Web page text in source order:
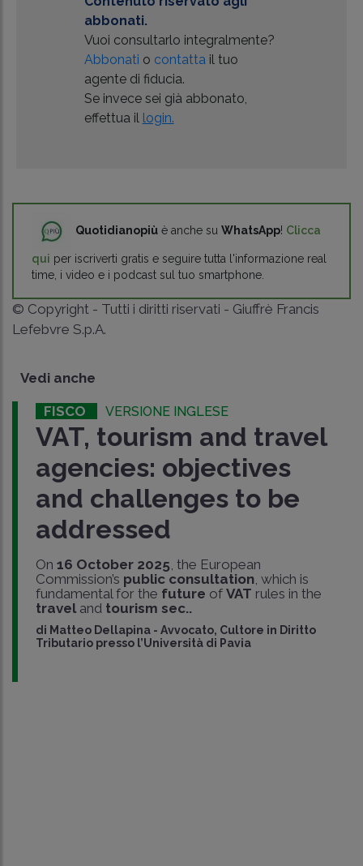
abbonati.
Vuoi consultarlo integralmente?
Abbonati o contattail tuo
agente di fiducia.
Se invece sei già abbonato,
effettua il login.
Quotidianopiù è anche su WhatsApp! Clicca
qui per iscriverti gratis e seguire tutta l'informazione real
time, i video e i podcast sul tuo smartphone.
© Copyright - Tutti i diritti riservati - Giuffrè Francis
Lefebvre S.p.A.
Vedi anche
FISCO VERSIONE INGLESE
VAT, tourism and travel
agencies: objectives
and challenges to be
addressed
On 16 October 2025, the European
Commission’s public consultation, which is
fundamental for the future of VAT rules in the
travel and tourism sec..
di Matteo Dellapina - Avvocato, Cultore in Diritto
Tributario presso l’Università di Pavia